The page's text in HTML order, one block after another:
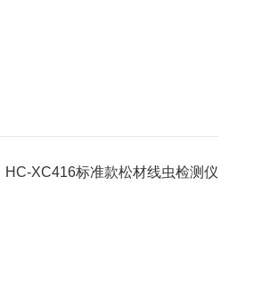
HC-XC416标准款松材线虫检测仪